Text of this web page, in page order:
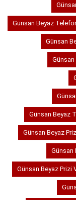
Günsan Beyaz
Günsan
Günsan Beyaz
Günsan Beyaz
Günsan
Günsan Beyaz Prizi